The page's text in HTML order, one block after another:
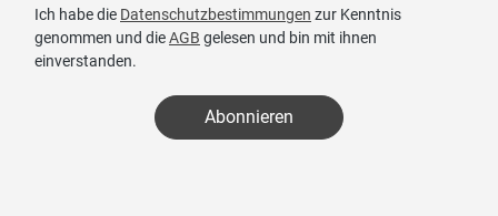
Ich habe die Datenschutzbestimmungen zur Kenntnis
genommen und dieAGB gelesen und bin mit ihnen
einverstanden.
Abonnieren